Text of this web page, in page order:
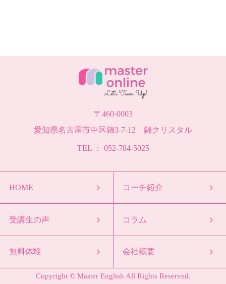
〒460-0003
愛知県名古屋市中区錦3-7-12 錦クリスタル
TEL ： 052-784-5025
HOME コーチ紹介
受講生の声 コラム
無料体験 会社概要
Copyright © Master English All Rights Reserved.